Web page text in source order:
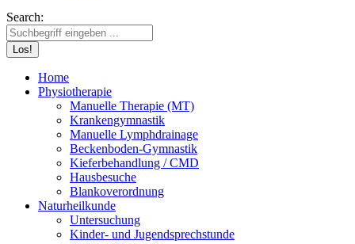
Search:
Home
Physiotherapie
Manuelle Therapie (MT)
Krankengymnastik
Manuelle Lymphdrainage
Beckenboden-Gymnastik
Kieferbehandlung / CMD
Hausbesuche
Blankoverordnung
Naturheilkunde
Untersuchung
Kinder- und Jugendsprechstunde